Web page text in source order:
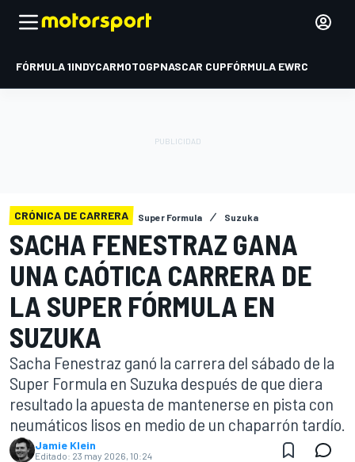
FÓRMULA 1INDYCARMOTOGPNASCAR CUPFÓRMULA EWRC
CRÓNICA DE CARRERA Super Formula Suzuka
SACHA FENESTRAZ GANA
UNA CAÓTICA CARRERA DE
LA SUPER FÓRMULA EN
SUZUKA
Sacha Fenestraz ganó la carrera del sábado de la
Super Formula en Suzuka después de que diera
resultado la apuesta de mantenerse en pista con
neumáticos lisos en medio de un chaparrón tardío.
Jamie Klein
Editado: 23 may 2026, 10:24